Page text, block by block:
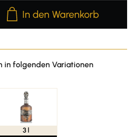
Anzahl: Gib den
In den Warenkorb
in folgenden Variationen
3 l